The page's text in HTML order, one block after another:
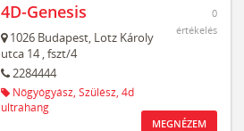
4D-Genesis
1026 Budapest, Lotz Károly
utca 14, fszt/4
2284444
Nőgyógyász, Szülész, 4d
ultrahang
0
értékelés
MEGNÉZEM